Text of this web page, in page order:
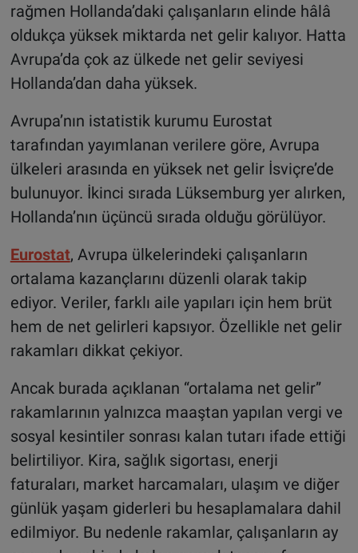
rağmen Hollanda’daki çalışanların elinde hâlâ
oldukça yüksek miktarda net gelir kalıyor. Hatta
Avrupa’da çok az ülkede net gelir seviyesi
Hollanda’dan daha yüksek.
Avrupa’nın istatistik kurumu Eurostat
tarafından yayımlanan verilere göre, Avrupa
ülkeleri arasında en yüksek net gelir İsviçre’de
bulunuyor. İkinci sırada Lüksemburg yer alırken,
Hollanda’nın üçüncü sırada olduğu görülüyor.
Eurostat, Avrupa ülkelerindeki çalışanların
ortalama kazançlarını düzenli olarak takip
ediyor. Veriler, farklı aile yapıları için hem brüt
hem de net gelirleri kapsıyor. Özellikle net gelir
rakamları dikkat çekiyor.
Ancak burada açıklanan “ortalama net gelir”
rakamlarının yalnızca maaştan yapılan vergi ve
sosyal kesintiler sonrası kalan tutarı ifade ettiği
belirtiliyor. Kira, sağlık sigortası, enerji
faturaları, market harcamaları, ulaşım ve diğer
günlük yaşam giderleri bu hesaplamalara dahil
edilmiyor. Bu nedenle rakamlar, çalışanların ay